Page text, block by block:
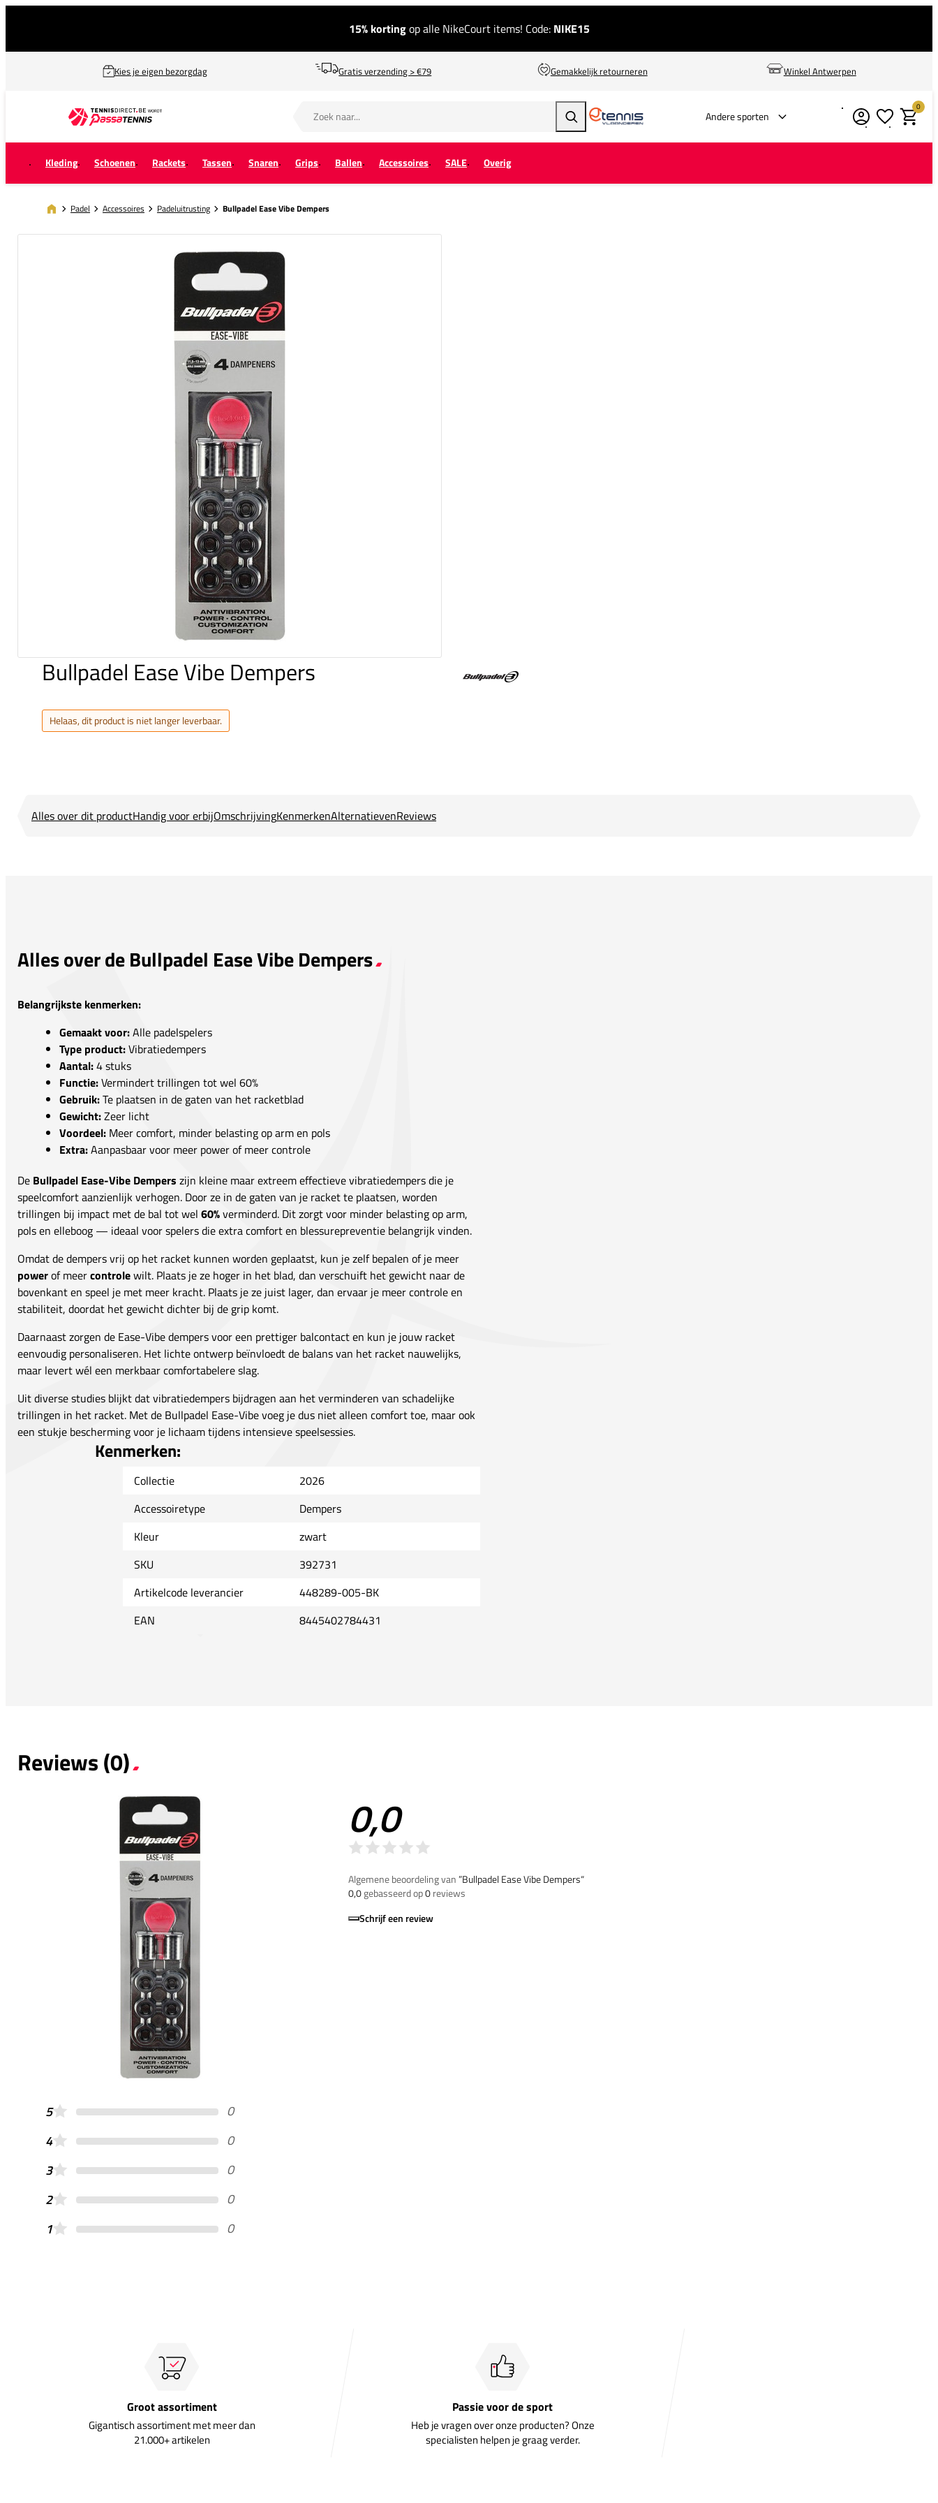
15% kortingop alle NikeCourt items! Code: NIKE15
Kies je eigen bezorgdag Gratis verzending > €79 Gemakkelijk retourneren Winkel Antwerpen
Zoeken Andere sporten Verlanglijstje
0
Kleding Schoenen Rackets Tassen Snaren Grips Ballen Accessoires SALE Overig
Padel Accessoires Padeluitrusting Bullpadel Ease Vibe Dempers
Bullpadel Ease Vibe Dempers
Helaas, dit product is niet langer leverbaar.
Alles over dit productHandig voor erbijOmschrijvingKenmerkenAlternatievenReviews
Alles over de Bullpadel Ease Vibe Dempers
Belangrijkste kenmerken:
Gemaakt voor:Alle padelspelers
Type product:Vibratiedempers
Aantal:4 stuks
Functie:Vermindert trillingen tot wel 60%
Gebruik:Te plaatsen in de gaten van het racketblad
Gewicht:Zeer licht
Voordeel: Meer comfort, minder belasting op arm en pols
Extra:Aanpasbaar voor meer power of meer controle
De Bullpadel Ease-Vibe Dempers zijn kleine maar extreem effectieve vibratiedempers die je
speelcomfort aanzienlijk verhogen. Door ze in de gaten van je racket te plaatsen, worden
trillingen bij impact met de bal tot wel 60%verminderd. Dit zorgt voor minder belasting op arm,
pols en elleboog — ideaal voor spelers die extra comfort en blessurepreventie belangrijk vinden.
Omdat de dempers vrij op het racket kunnen worden geplaatst, kun je zelf bepalen of je meer
powerof meercontrolewilt. Plaats je ze hoger in het blad, dan verschuift het gewicht naar de
bovenkant en speel je met meer kracht. Plaats je ze juist lager, dan ervaar je meer controle en
stabiliteit, doordat het gewicht dichter bij de grip komt.
Daarnaast zorgen de Ease-Vibe dempers voor een prettiger balcontact en kun je jouw racket
eenvoudig personaliseren. Het lichte ontwerp beïnvloedt de balans van het racket nauwelijks,
maar levert wél een merkbaar comfortabelere slag.
Uit diverse studies blijkt dat vibratiedempers bijdragen aan het verminderen van schadelijke
trillingen in het racket. Met de Bullpadel Ease-Vibe voeg je dus niet alleen comfort toe, maar ook
een stukje bescherming voor je lichaam tijdens intensieve speelsessies.
Kenmerken:
Collectie
2026
Accessoiretype
Dempers
Kleur
zwart
SKU
392731
Artikelcode leverancier
448289-005-BK
EAN
8445402784431
Reviews (0)
0,0
Algemene beoordeling van”Bullpadel Ease Vibe Dempers“
0,0gebasseerd op0reviews
Schrijf een review
5
0
4
0
3
0
2
0
1
0
Groot assortiment
Gigantisch assortiment met meer dan
21.000+ artikelen
Passie voor de sport
Heb je vragen over onze producten? Onze
specialisten helpen je graag verder.